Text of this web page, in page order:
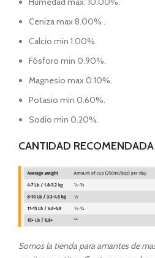
Ceniza max 8.00% .
Calcio min 1.00%.
Fósforo min 0.90%.
Magnesio max 0.10%.
Potasio min 0.60%.
Sodio min 0.20%.
CANTIDAD
Somos la tienda para amantes de